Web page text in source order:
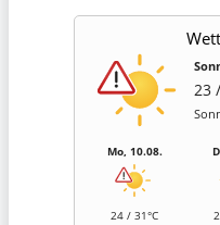
23
Mo, 10.08.
24 / 31°C